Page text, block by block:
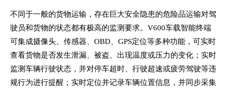
不同于一般的货物运输，存在巨大安全隐患的危险品运输对驾
驶员和货物的状态都有极高的监测要求。V600车载智能终端
可集成摄像头、传感器、OBD、GPS定位等多种功能，可实时
查看货物是否发生泄漏、被盗、出现温度或压力的变化；实时
监测车辆行驶状态，并对停车超时、行驶超速或疲劳驾驶等违
规行为进行提醒；实时定位并记录车辆位置信息，并同步采集